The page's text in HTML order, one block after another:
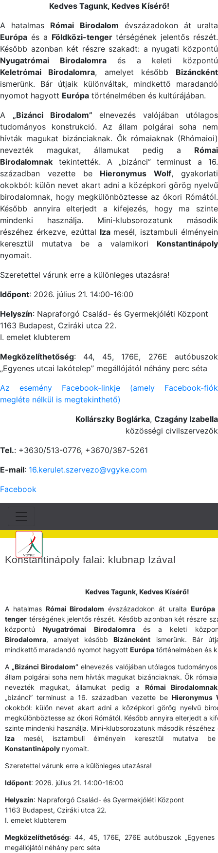
Kedves Tagunk, Kedves Kísérő!
A hatalmas Római Birodalom évszázadokon át uralta
Európa és a Földközi-tengertérségének jelentős részét.
Később azonban két részre szakadt: a nyugati központú
Nyugatrómai Birodalomraés a keleti központú
Keletrómai Birodalomra, amelyet később Bizáncként
ismerünk. Bár útjaik különváltak, mindkettő maradandó
nyomot hagyott Európa történelmében és kultúrájában.
A „Bizánci Birodalom” elnevezés valójában utólagos
tudományos konstrukció. Az állam polgárai soha nem
hívták magukat bizánciaknak. Ők rómaiaknak (Rhómaioi)
nevezték magukat, államukat pedig a Római
Birodalomnak tekintették. A „bizánci” terminust a 16.
században vezette be Hieronymus Wolf, gyakorlati
okokból: külön nevet akart adni a középkori görög nyelvű
birodalomnak, hogy megkülönböztesse az ókori Rómától.
Később annyira elterjedt a kifejezés, hogy ma szinte
mindenki használja. Mini-klubsorozatunk második
részéhez érkezve, ezúttal Izamesél, isztambuli élményein
keresztül mutatva be a valamikori Konstantinápoly
nyomait.
Szeretettel várunk erre a különleges utazásra!
Időpont: 2026. július 21. 14:00-16:00
Helyszín: Napraforgó Család- és Gyermekjóléti Központ
1163 Budapest, Cziráki utca 22.
I. emelet klubterem
Megközelíthetőség: 44, 45, 176E, 276E autóbuszok
„Egyenes utcai lakótelep” megállójától néhány perc séta
Az esemény Facebook-linkje (amely Facebook-fiók
megléte nélkül is megtekinthető)
Kollárszky Boglárka, Czagány Izabella
közösségi civilszervezők
Tel.: +3630/513-0776, +3670/387-5261
E-mail: 16.kerulet.szervezo@vgyke.com
Facebook
Konstantinápoly falai: klubnap Izával
Kedves Tagunk, Kedves Kísérő!
A hatalmas Római Birodalom évszázadokon át uralta Európa
tenger térségének jelentős részét. Később azonban két részre
központúNyugatrómai Birodalomraés a keleti
Birodalomra, amelyet későbbBizáncként ismerünk. Bár
mindkettő maradandó nyomot hagyott Európa történelmében és
A „Bizánci Birodalom”elnevezés valójában utólagos
állam polgárai soha nem hívták magukat bizánciaknak. Ők
nevezték magukat, államukat pedig a Római Birodalomnak
„bizánci” terminust a 16. században vezette be Hieronymus
okokból: külön nevet akart adni a középkori görög nyelvű
megkülönböztesse az ókori Rómától. Később annyira elterjedt a
szinte mindenki használja. Mini-klubsorozatunk második
Iza mesél, isztambuli élményein keresztül mutatva
Konstantinápoly nyomait.
Szeretettel várunk erre a különleges utazásra!
Időpont: 2026. július 21. 14:00-16:00
Helyszín: Napraforgó Család- és Gyermekjóléti Központ
1163 Budapest, Cziráki utca 22.
I. emelet klubterem
Megközelíthetőség: 44, 45, 176E, 276E autóbuszok „Egyenes
megállójától néhány perc séta